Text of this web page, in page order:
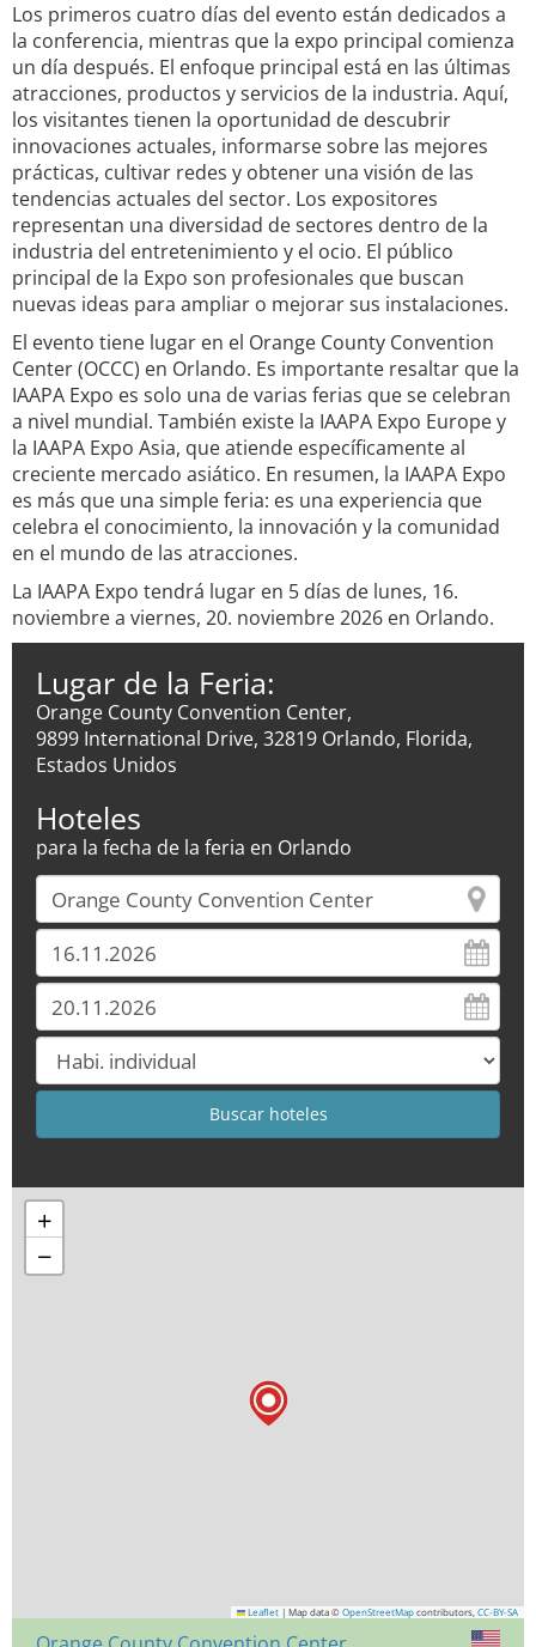
Los primeros cuatro días del evento están dedicados a
la conferencia, mientras que la expo principal comienza
un día después. El enfoque principal está en las últimas
atracciones, productos y servicios de la industria. Aquí,
los visitantes tienen la oportunidad de descubrir
innovaciones actuales, informarse sobre las mejores
prácticas, cultivar redes y obtener una visión de las
tendencias actuales del sector. Los expositores
representan una diversidad de sectores dentro de la
industria del entretenimiento y el ocio. El público
principal de la Expo son profesionales que buscan
nuevas ideas para ampliar o mejorar sus instalaciones.
El evento tiene lugar en el Orange County Convention
Center (OCCC) en Orlando. Es importante resaltar que la
IAAPA Expo es solo una de varias ferias que se celebran
a nivel mundial. También existe la IAAPA Expo Europe y
la IAAPA Expo Asia, que atiende específicamente al
creciente mercado asiático. En resumen, la IAAPA Expo
es más que una simple feria: es una experiencia que
celebra el conocimiento, la innovación y la comunidad
en el mundo de las atracciones.
La IAAPA Expo tendrá lugar en 5 días de lunes, 16.
noviembre a viernes, 20. noviembre 2026 en Orlando.
Lugar de la Feria:
Orange County Convention Center,
9899 International Drive, 32819 Orlando, Florida,
Estados Unidos
Hoteles
para la fecha de la feria en Orlando
+
−
Leaflet | Map data © OpenStreetMap contributors, CC-BY-SA